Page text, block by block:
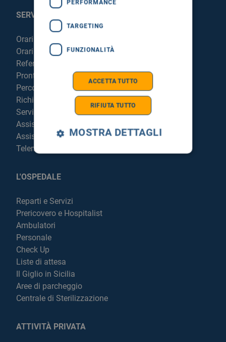
SERVIZI AL PAZIENTE
Orari sportelli
Orari visite
Referti online
Pronto Soccorso
Percorso chirurgico live
Richiedi la cartella clinica
Servizi per degenti e visitatori
Assistenza Religiosa
Assistenza Stranieri
Telemedicina
L'OSPEDALE
Reparti e Servizi
Prericovero e Hospitalist
Ambulatori
Personale
Check Up
Liste di attesa
Il Giglio in Sicilia
Aree di parcheggio
Centrale di Sterilizzazione
ATTIVITÀ PRIVATA
PERFORMANCE
TARGETING
FUNZIONALITÀ
ACCETTA TUTTO
RIFIUTA TUTTO
MOSTRA DETTAGLI